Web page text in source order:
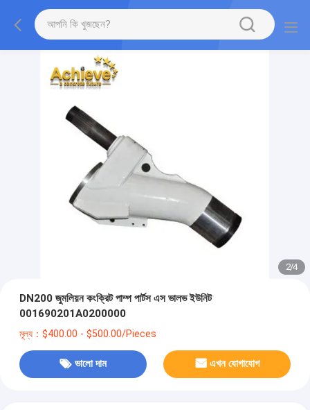
2/4
DN200 জুমলিয়ন কংক্রিট পাম্প পার্টস এস ভালভ ইউনিট
001690201A0200000
মূল্য：$400.00 - $500.00/Pieces
ভালো দাম এখন যোগাযোগ